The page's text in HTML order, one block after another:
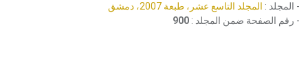
- المجلد : المجلد التاسع عشر، طبعة 2007، دمشق
- رقم الصفحة ضمن المجلد : 900